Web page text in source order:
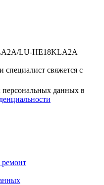
LU-HE18KLA2A
специалист свяжется с
персональных данных в
ремонт